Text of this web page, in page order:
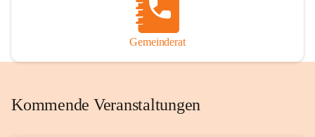
Gemeinderat
Kommende Veranstaltungen